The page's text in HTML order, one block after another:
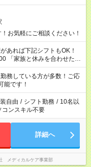
お気軽にご相談ください！
た
たい」 「できれば残業はし
※Wワーク希望
時間と、もう1つのお仕事
る場合は応募できません。
務している方が多数！ご応
能です！
自由 / シフト勤務 / 10名以
コンスキル不要
詳細へ
メディカルケア事業部